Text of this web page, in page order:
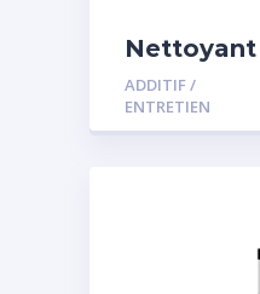
ADDITIF /
ENTRETIEN